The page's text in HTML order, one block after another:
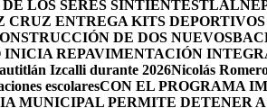
LOS SERES SINTIENTES
ENTREGA KITS
DE DOS
INICIA REPAVIMENTACIÓN
Izcalli durante 2026Nicolás
escolaresCON EL PROGRAMA
MUNICIPAL PERMITE DETENER